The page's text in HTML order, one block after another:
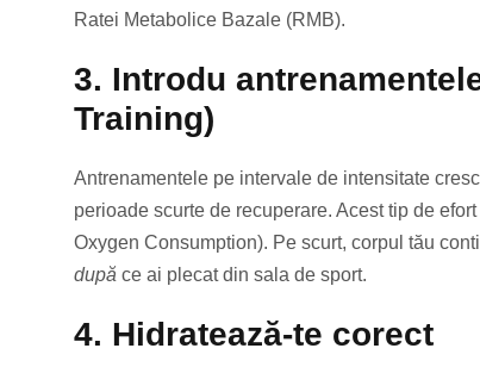
Ratei Metabolice Bazale (RMB).
3. Introdu
Training)
Antrenamentele pe intervale de intensitate
perioade scurte de recuperare. Acest tip de
Oxygen Consumption). Pe scurt, corpul tău
după ce ai plecat din sala de sport.
4. Hidratează-te corect